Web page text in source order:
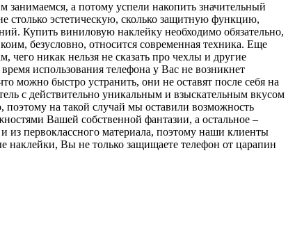
а потому успели накопить значительный
столько эстетическую, сколько защитную функцию,
Купить виниловую наклейку необходимо обязательно,
безусловно, относится современная техника. Еще
чего никак нельзя не сказать про чехлы и другие
использования телефона у Вас не возникнет
можно быстро устранить, они не оставят после себя на
с действительно уникальным и взыскательным вкусом
поэтому на такой случай мы оставили возможность
Вашей собственной фантазии, а остальное –
из первоклассного материала, поэтому наши клиенты
наклейки, Вы не только защищаете телефон от царапин